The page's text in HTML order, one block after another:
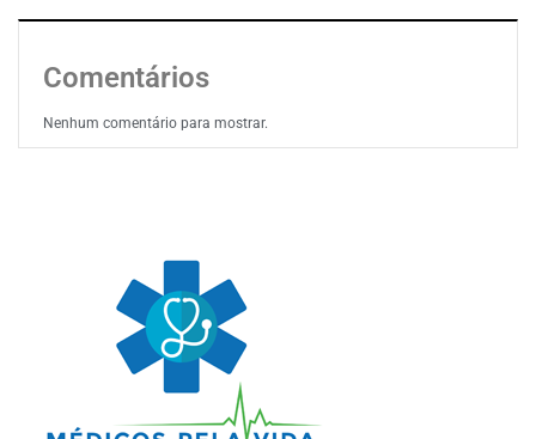
Comentários
Nenhum comentário para mostrar.